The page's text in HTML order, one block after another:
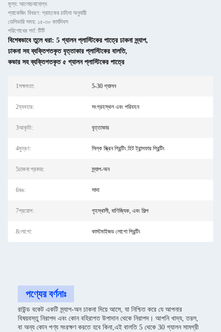
মূল্য: আলোচনাযোগ্য
প্যাকেজিং বিবরণ: গ্রাহকের চাহিদা অনুযায়ী
ডেলিভারি সময়: ১৫-৩০ কার্যদিবস
পরিশোধের শর্ত: টিটি
বিশেষভাবে তুলে ধরা: 5 গ্যালন প্লাস্টিকের পাত্রে ঢাকনা স্ন্যাপ,
ঢাকনা সহ ব্যক্তিগতকৃত বৃত্তাকার প্লাস্টিকের বালতি,
কভার সহ ব্যক্তিগতকৃত ৫ গ্যালন প্লাস্টিকের পাত্রে
1সক্ষমতা: 5-30 গ্যালন
2ব্যবহার: সংগ্রহস্থল এবং পরিবহন
3আকৃতি: বৃত্তাকার
4মুদ্রণ: সিল্ক স্ক্রিন প্রিন্টিং.হিট ট্রান্সফার প্রিন্টিং
5ঢাকনা প্রকার: স্ন্যাপ-অন
6রঙ: সাদা
7প্রয়োগ: গৃহস্থালী, বাণিজ্যিক, এবং শিল্প
8লোগো: কাস্টমাইজড লোগো প্রিন্টিং
পণ্যের বর্ণনাঃ
রাউন্ড বকেট একটি স্ন্যাপ-অন ঢাকনা দিয়ে আসে, যা নিশ্চিত করে যে আপনার
বিষয়বস্তু নিরাপদ এবং কোন বহিরাগত উপাদান থেকে নিরাপদ। আপনি খাদ্য, তরল,
বা অন্য কোন পণ্য সংরক্ষণ করতে হবে কিনা,এই বালতি 5 থেকে 30 গ্যালন সামগ্রী